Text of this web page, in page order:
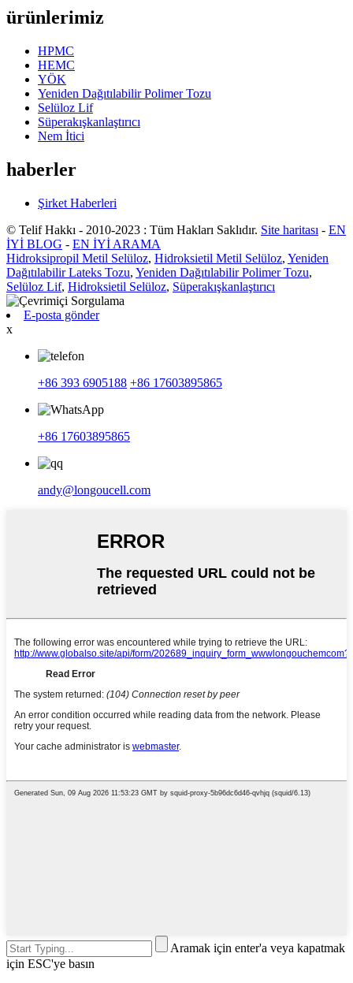
ürünlerimiz
HPMC
HEMC
YÖK
Yeniden Dağıtılabilir Polimer Tozu
Selüloz Lif
Süperakışkanlaştırıcı
Nem İtici
haberler
Şirket Haberleri
© Telif Hakkı - 2010-2023 : Tüm Hakları Saklıdır. Site haritası - EN
İYİ BLOG - EN İYİ ARAMA
Hidroksipropil Metil Selüloz, Hidroksietil Metil Selüloz, Yeniden
Dağıtılabilir Lateks Tozu, Yeniden Dağıtılabilir Polimer Tozu,
Selüloz Lif, Hidroksietil Selüloz, Süperakışkanlaştırıcı
E-posta gönder
x
+86 393 6905188 +86 17603895865
+86 17603895865
andy@longoucell.com
Aramak için enter'a veya kapatmak
için ESC'ye basın